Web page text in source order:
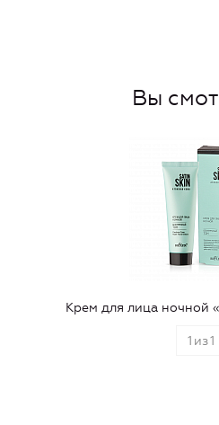
Вы
Крем для лица ночной
1 из1